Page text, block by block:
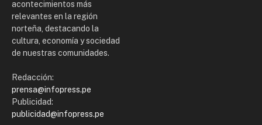
acontecimientos más
relevantes en la región
norteña, destacando la
cultura, economía y sociedad
de nuestras comunidades.
Redacción:
prensa@infopress.pe
Publicidad:
publicidad@infopress.pe